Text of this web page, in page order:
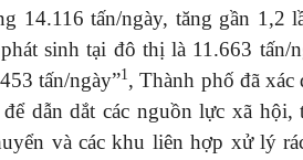
14.116 tấn/ngày, tăng gần 1,2
sinh tại đô thị là 11.663 tấn/
tấn/ngày”1, Thành phố đã xác
dẫn dắt các nguồn lực xã hội,
và các khu liên hợp xử lý